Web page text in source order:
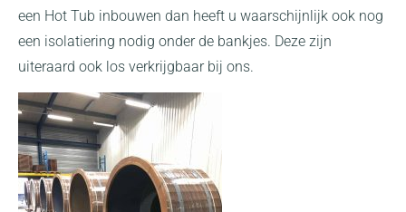
een Hot Tub inbouwen dan heeft u waarschijnlijk ook nog
een isolatiering nodig onder de bankjes. Deze zijn
uiteraard ook los verkrijgbaar bij ons.